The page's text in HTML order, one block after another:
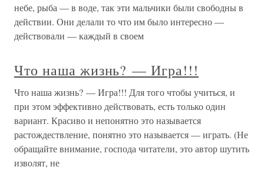
небе, рыба — в воде, так эти мальчики были свободны в
действии. Они делали то что им было интересно —
действовали — каждый в своем
Что наша жизнь? — Игра!!!
Что наша жизнь? — Игра!!! Для того чтобы учиться, и
при этом эффективно действовать, есть только один
вариант. Красиво и непонятно это называется
растождествление, понятно это называется — играть. (Не
обращайте внимание, господа читатели, это автор шутить
изволят, не